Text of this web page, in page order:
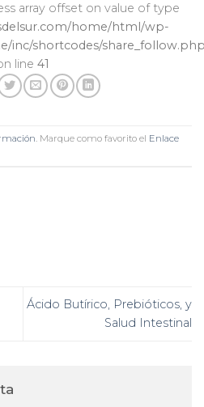
array offset on value of type
home/html/wp-
inc/shortcodes/
line 41
. Marque como favorito el Enlace
Ácido Butírico, Prebióticos, y
Salud Intestinal